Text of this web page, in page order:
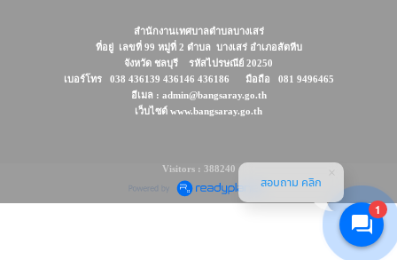
สำนักงานเทศบาลตำบลบางเสร่
ที่อยู่ เลขที่ 99 หมู่ที่ 2 ตำบล บางเสร่ อำเภอสัตหีบ
จังหวัด ชลบุรี รหัสไปรษณีย์ 20250
เบอร์โทร 038 436139 436146 436186 มือถือ 081 9496465
อีเมล : admin@bangsaray.go.th
เว็บไซต์ www.bangsaray.go.th
Visitors : 388240
1
สอบถาม คลิก